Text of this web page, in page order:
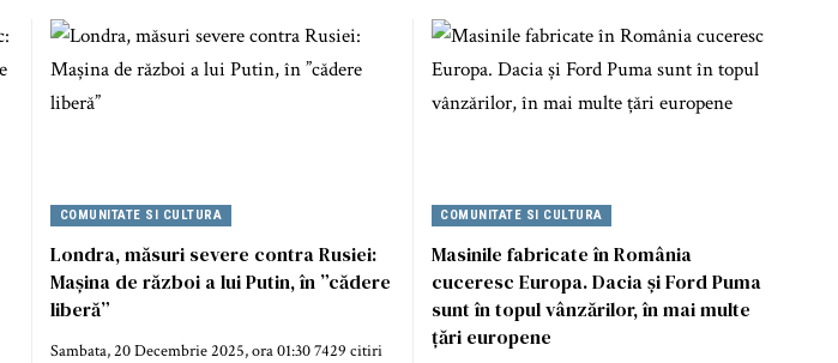
COMUNITATE SI CULTURA
Londra, măsuri severe contra Rusiei:
Mașina de război a lui Putin, în ”cădere
liberă”
Sambata, 20 Decembrie 2025, ora 01:30 7429 citiri
COMUNITATE SI CULTURA
Masinile fabricate în România
cuceresc Europa. Dacia și Ford Puma
sunt în topul vânzărilor, în mai multe
țări europene